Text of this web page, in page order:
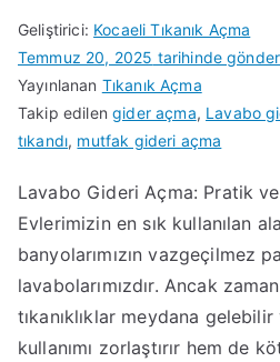
Geliştirici: Kocaeli Tıkanık Açma
Temmuz 20, 2025 tarihinde
Yayınlanan Tıkanık Açma
Takip edilengider açma, Lavabo
tıkandı, mutfak gideri açma
Lavabo Gideri Açma: Pratik
Evlerimizin en sık kullanılan
banyolarımızın vazgeçilmez
lavabolarımızdır. Ancak
tıkanıklıklar meydana
kullanımı zorlaştırır hem de